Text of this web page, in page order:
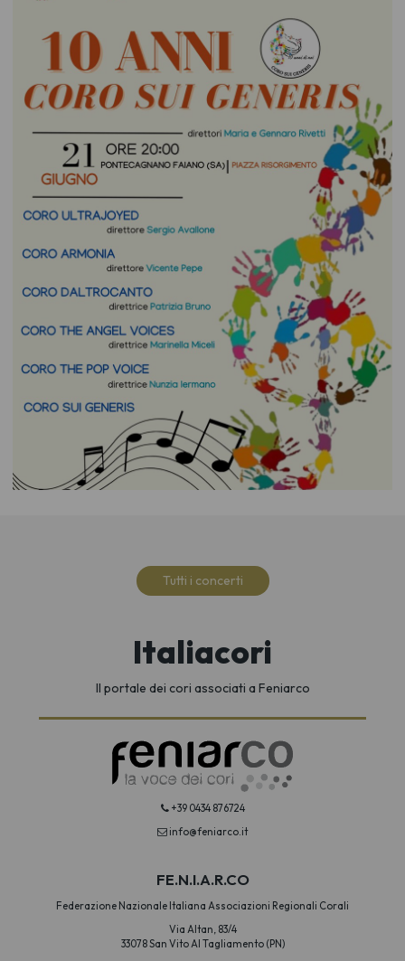
Tutti i concerti
Italiacori
Il portale dei cori associati a Feniarco
+39 0434 876724
info@feniarco.it
FE.N.I.A.R.CO
Federazione Nazionale Italiana Associazioni Regionali Corali
Via Altan, 83/4
33078 San Vito Al Tagliamento (PN)